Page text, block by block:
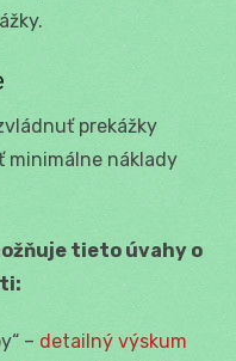
prekážky
minimálne náklady
tieto úvahy o
– detailný výskum